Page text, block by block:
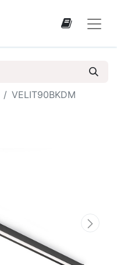
VELIT90BKDM